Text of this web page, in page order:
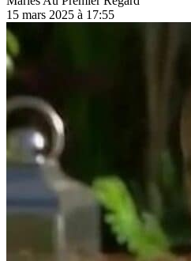
15 mars 2025 à 17:55